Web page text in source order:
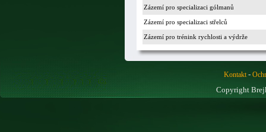
Zázemí pro specializaci gólmanů
Zázemí pro specializaci střelců
Zázemí pro trénink rychlosti a výdrže
Kontakt-
Copyright